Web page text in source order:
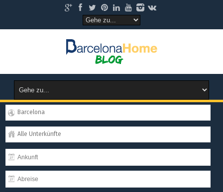
Barcelona
Alle Unterkünfte